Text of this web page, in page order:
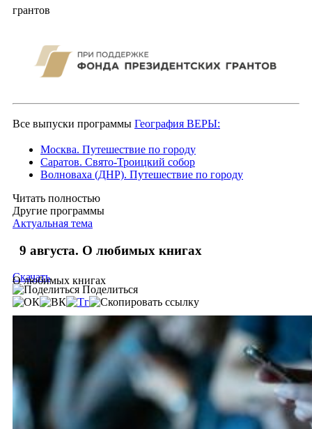
грантов
Все выпуски программы География ВЕРЫ:
Москва. Путешествие по городу
Саратов. Свято-Троицкий собор
Волноваха (ДНР). Путешествие по городу
Читать полностью
Другие программы
Актуальная тема
9 августа. О любимых книгах
О любимых книгах
Скачать
Поделиться